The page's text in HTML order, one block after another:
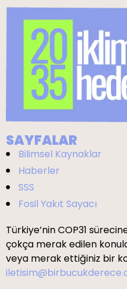
SAYFALAR
Bilimsel Kaynaklar
Haberler
SSS
Fosil Yakıt Sayacı
Türkiye’nin COP31
çokça merak edilen
veya merak ettiğiniz bir